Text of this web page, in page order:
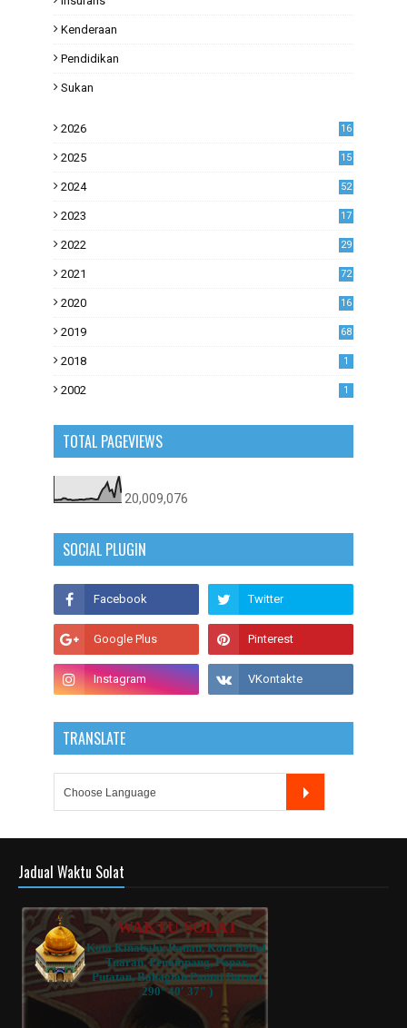
Kenderaan
Pendidikan
Sukan
2026 16
2025 15
2024 52
2023
17
2022
29
2021
72
2020
16
2019
68
2018 1
2002 1
TOTAL PAGEVIEWS
20,009,076
SOCIAL PLUGIN
TRANSLATE
Jadual Waktu Solat